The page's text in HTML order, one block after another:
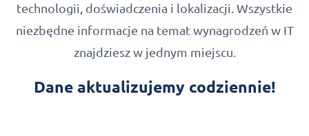
technologii, doświadczenia i lokalizacji. Wszystkie
niezbędne informacje na temat wynagrodzeń w IT
znajdziesz w jednym miejscu.
Dane aktualizujemy codziennie!